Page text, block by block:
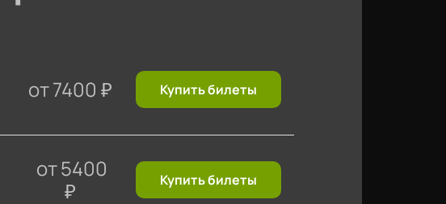
от7400 ₽ Купить билеты
от5400
₽
Купить билеты